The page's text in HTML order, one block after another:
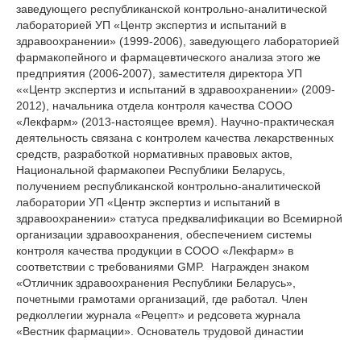
заведующего республиканской контрольно-аналитической
лабораторией УП «Центр экспертиз и испытаний в
здравоохранении» (1999-2006), заведующего лабораторией
фармакопейного и фармацевтического анализа этого же
предприятия (2006-2007), заместителя директора УП
««Центр экспертиз и испытаний в здравоохранении» (2009-
2012), начальника отдела контроля качества СООО
«Лекфарм» (2013-настоящее время). Научно-практическая
деятельность связана с контролем качества лекарственных
средств, разработкой нормативных правовых актов,
Национальной фармакопеи Республики Беларусь,
получением республиканской контрольно-аналитической
лаборатории УП «Центр экспертиз и испытаний в
здравоохранении» статуса предквалификации во Всемирной
организации здравоохранения, обеспечением системы
контроля качества продукции в СООО «Лекфарм» в
соответствии с требованиями GMP. Награжден знаком
«Отличник здравоохранения Республики Беларусь»,
почетными грамотами организаций, где работал. Член
редколлегии журнала «Рецепт» и редсовета журнала
«Вестник фармации». Основатель трудовой династии